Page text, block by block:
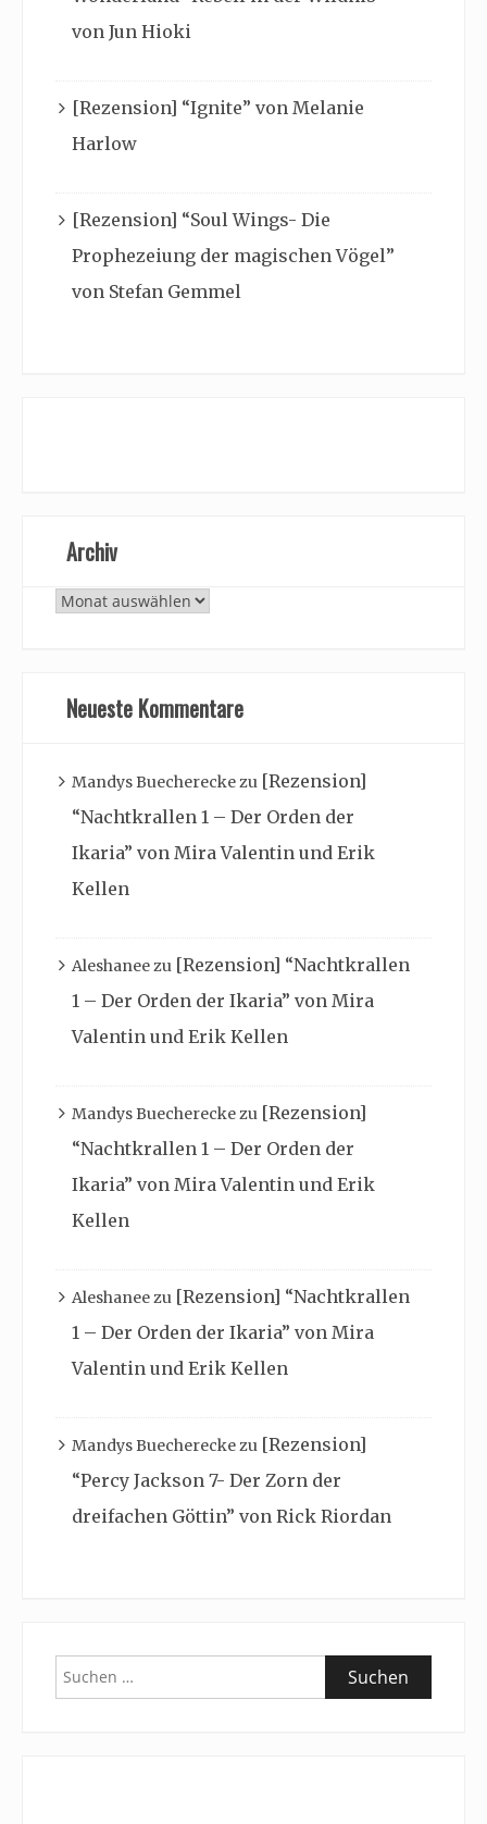
von Jun Hioki
[Rezension] “Ignite” von Melanie
Harlow
[Rezension] “Soul Wings- Die
Prophezeiung der magischen Vögel”
von Stefan Gemmel
Archiv
Archiv
Neueste Kommentare
Mandys Buechereckezu [Rezension]
“Nachtkrallen 1 – Der Orden der
Ikaria” von Mira Valentin und Erik
Kellen
Aleshaneezu [Rezension] “Nachtkrallen
1 – Der Orden der Ikaria” von Mira
Valentin und Erik Kellen
Mandys Buechereckezu [Rezension]
“Nachtkrallen 1 – Der Orden der
Ikaria” von Mira Valentin und Erik
Kellen
Aleshaneezu [Rezension] “Nachtkrallen
1 – Der Orden der Ikaria” von Mira
Valentin und Erik Kellen
Mandys Buechereckezu [Rezension]
“Percy Jackson 7- Der Zorn der
dreifachen Göttin” von Rick Riordan
Suchen
nach: